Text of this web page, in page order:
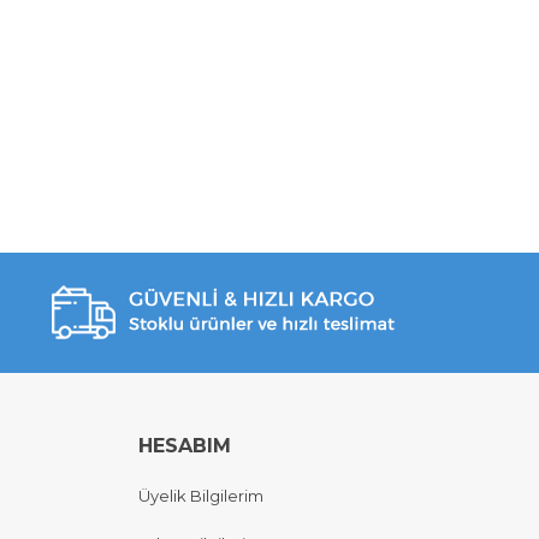
HESABIM
Üyelik Bilgilerim